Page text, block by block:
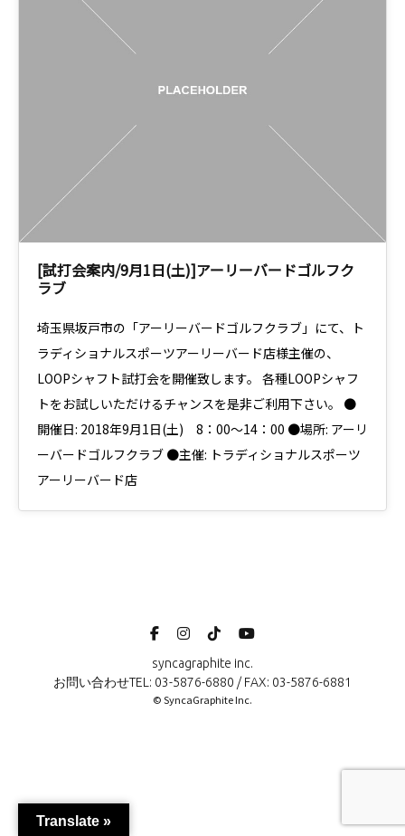
[試打会案内/9月1日(土)]アーリーバードゴルフク
ラブ
埼玉県坂戸市の「アーリーバードゴルフクラブ」にて、ト
ラディショナルスポーツアーリーバード店様主催の、
LOOPシャフト試打会を開催致します。 各種LOOPシャフ
トをお試しいただけるチャンスを是非ご利用下さい。 ●
開催日: 2018年9月1日(土) 8：00～14：00 ●場所: アーリ
ーバードゴルフクラブ ●主催: トラディショナルスポーツ
アーリーバード店
syncagraphite inc.
お問い合わせTEL: 03-5876-6880 / FAX: 03-5876-6881
© SyncaGraphite Inc.
Translate »